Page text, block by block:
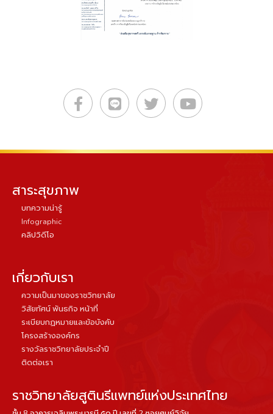
สาระสุขภาพ
บทความน่ารู้
Infographic
คลิปวิดีโอ
เกี่ยวกับเรา
ความเป็นมาของราชวิทยาลัย
วิสัยทัศน์ พันธกิจ หน้าที่
ระเบียบกฏหมายและข้อบังคับ
โครงสร้างองค์กร
รางวัลราชวิทยาลัยประจำปี
ติดต่อเรา
ราชวิทยาลัยสูตินรีแพทย์แห่งประเทศไทย